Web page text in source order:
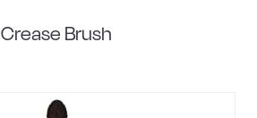
Crease Brush